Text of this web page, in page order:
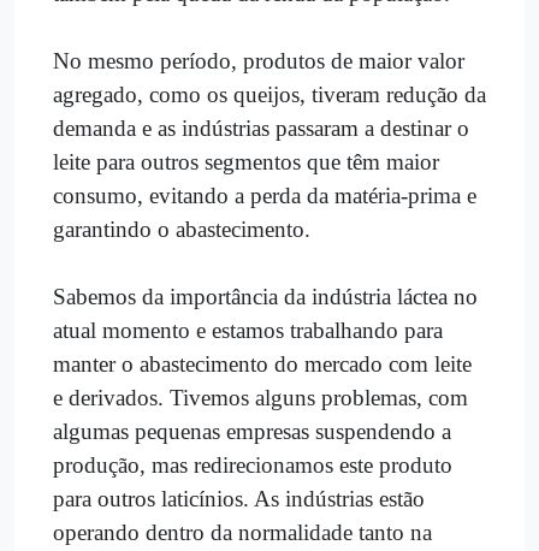
No mesmo período, produtos de maior valor
agregado, como os queijos, tiveram redução da
demanda e as indústrias passaram a destinar o
leite para outros segmentos que têm maior
consumo, evitando a perda da matéria-prima e
garantindo o abastecimento.
Sabemos da importância da indústria láctea no
atual momento e estamos trabalhando para
manter o abastecimento do mercado com leite
e derivados. Tivemos alguns problemas, com
algumas pequenas empresas suspendendo a
produção, mas redirecionamos este produto
para outros laticínios. As indústrias estão
operando dentro da normalidade tanto na